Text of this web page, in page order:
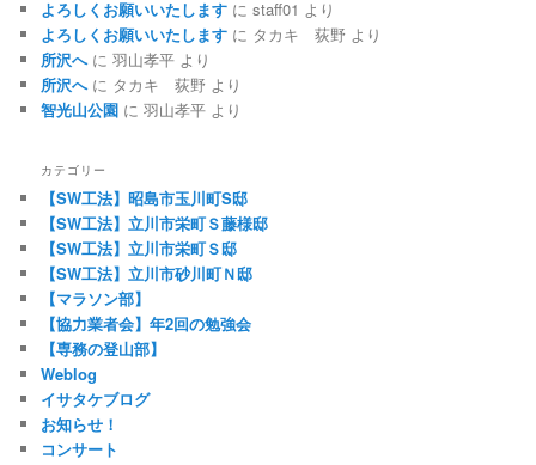
よろしくお願いいたします にstaff01 より
よろしくお願いいたします に タカキ 荻野 より
所沢へに羽山孝平 より
所沢へに タカキ 荻野 より
智光山公園 に羽山孝平 より
カテゴリー
【SW工法】昭島市玉川町S邸
【SW工法】立川市栄町Ｓ藤様邸
【SW工法】立川市栄町Ｓ邸
【SW工法】立川市砂川町Ｎ邸
【マラソン部】
【協力業者会】年2回の勉強会
【専務の登山部】
Weblog
イサタケブログ
お知らせ！
コンサート